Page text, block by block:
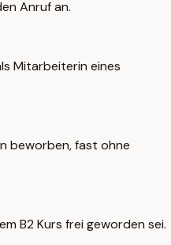
Anruf an.
Mitarbeiterin eines
beworben, fast ohne
B2 Kurs frei geworden sei.